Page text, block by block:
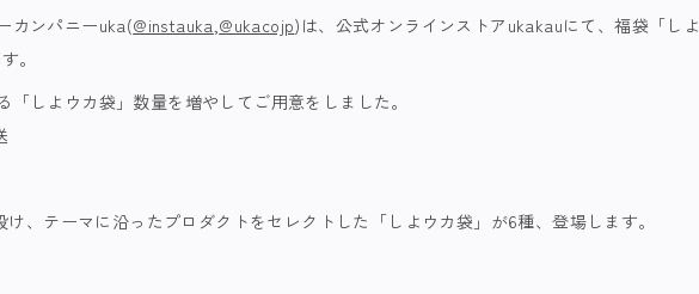
カンパニーuka(@instauka,@ukacojp) は、公式オンラインストアukakauにて、福袋「しよ
。
しよウカ袋」数量を増やしてご用意をしました。
け、テーマに沿ったプロダクトをセレクトした「しよウカ袋」が6種、登場します。